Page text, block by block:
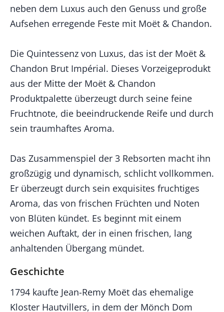
neben dem Luxus auch den Genuss und große
Aufsehen erregende Feste mit Moët & Chandon.
Die Quintessenz von Luxus, das ist der Moët &
Chandon Brut Impérial. Dieses Vorzeigeprodukt
aus der Mitte der Moët & Chandon
Produktpalette überzeugt durch seine feine
Fruchtnote, die beeindruckende Reife und durch
sein traumhaftes Aroma.
Das Zusammenspiel der 3 Rebsorten macht ihn
großzügig und dynamisch, schlicht vollkommen.
Er überzeugt durch sein exquisites fruchtiges
Aroma, das von frischen Früchten und Noten
von Blüten kündet. Es beginnt mit einem
weichen Auftakt, der in einen frischen, lang
anhaltenden Übergang mündet.
Geschichte
1794 kaufte Jean-Remy Moët das ehemalige
Kloster Hautvillers, in dem der Mönch Dom